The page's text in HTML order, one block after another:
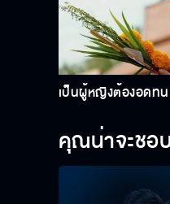
เป็นผู้หญิงต้องอดท
คุณน่าจะชอ